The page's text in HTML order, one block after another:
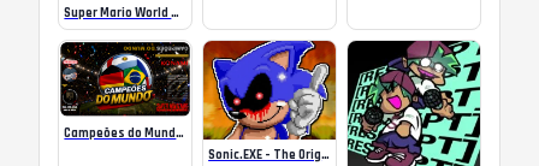
Super Mario World SA-1 Online
Campeões do Mundo (ISS) Online
Sonic.EXE – The Original Game Online